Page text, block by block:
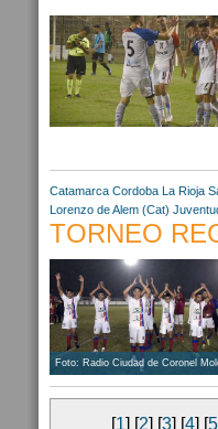
Catamarca Cordoba La Rioja
Lorenzo de Alem (Cat)
TORNEO
Foto: Radio Ciudad de Coronel
[1] [2] [3] [4] [5